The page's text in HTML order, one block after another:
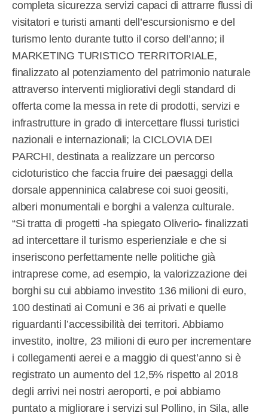
completa sicurezza servizi capaci di attrarre flussi di
visitatori e turisti amanti dell’escursionismo e del
turismo lento durante tutto il corso dell’anno; il
MARKETING TURISTICO TERRITORIALE,
finalizzato al potenziamento del patrimonio naturale
attraverso interventi migliorativi degli standard di
offerta come la messa in rete di prodotti, servizi e
infrastrutture in grado di intercettare flussi turistici
nazionali e internazionali; la CICLOVIA DEI
PARCHI, destinata a realizzare un percorso
cicloturistico che faccia fruire dei paesaggi della
dorsale appenninica calabrese coi suoi geositi,
alberi monumentali e borghi a valenza culturale.
“Si tratta di progetti -ha spiegato Oliverio- finalizzati
ad intercettare il turismo esperienziale e che si
inseriscono perfettamente nelle politiche già
intraprese come, ad esempio, la valorizzazione dei
borghi su cui abbiamo investito 136 milioni di euro,
100 destinati ai Comuni e 36 ai privati e quelle
riguardanti l’accessibilità dei territori. Abbiamo
investito, inoltre, 23 milioni di euro per incrementare
i collegamenti aerei e a maggio di quest’anno si è
registrato un aumento del 12,5% rispetto al 2018
degli arrivi nei nostri aeroporti, e poi abbiamo
puntato a migliorare i servizi sul Pollino, in Sila, alle